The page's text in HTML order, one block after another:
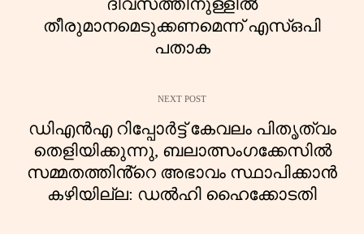
ദിവസത്തിനുള്ളിൽ
തീരുമാനമെടുക്കണമെന്ന് എസ്ഒപി
പതാക
NEXT POST
ഡിഎൻഎ റിപ്പോർട്ട് കേവലം പിതൃത്വം
തെളിയിക്കുന്നു, ബലാത്സംഗക്കേസിൽ
സമ്മതത്തിൻ്റെ അഭാവം സ്ഥാപിക്കാൻ
കഴിയില്ല: ഡൽഹി ഹൈക്കോടതി